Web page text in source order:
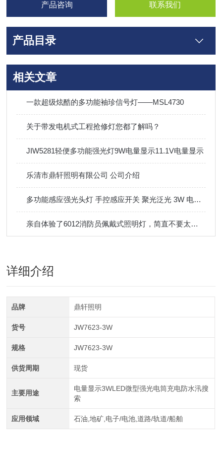
产品咨询 联系我们
产品目录
相关文章
一款超级炫酷的多功能袖珍信号灯——MSL4730
关于带发电机式工程抢修灯您都了解吗？
JIW5281轻便多功能强光灯9W电量显示11.1V电量显示
乐清市鼎轩照明有限公司 公司介绍
多功能感应强光头灯 手控感应开关 聚光泛光 3W 电量显示 IP66
亲自体验了6012消防员佩戴式照明灯，简直不要太酷！
详细介绍
品牌 鼎轩照明
货号 JW7623-3W
规格 JW7623-3W
供货周期 现货
主要用途
电量显示3WLED微型强光电筒充电防水汛搜
索
应用领域 石油,地矿,电子/电池,道路/轨道/船舶